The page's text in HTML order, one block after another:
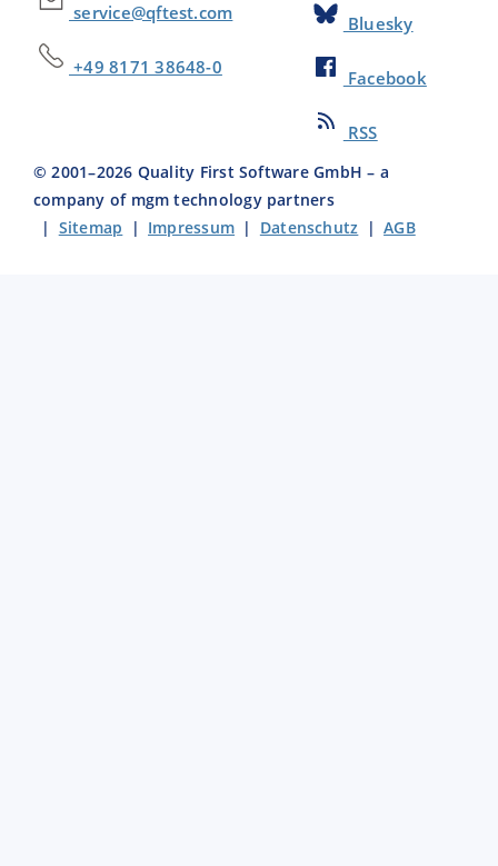
service@qftest.com
+49 8171 38648-0
Bluesky
Facebook
RSS
© 2001–2026 Quality First Software GmbH – a
company of mgm technology partners
| Sitemap | Impressum | Datenschutz |AGB